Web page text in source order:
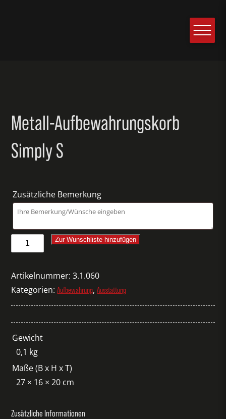
Metall-Aufbewahrungskorb
Simply S
Zusätzliche Bemerkung
Metall-
Aufbewahrungskorb
Menge
Zur Wunschliste hinzufügen
Artikelnummer:3.1.060
Kategorien:Aufbewahrung,Ausstattung
Gewicht
0,1 kg
Maße (B x H x T)
27 × 16 × 20 cm
Zusätzliche Informationen